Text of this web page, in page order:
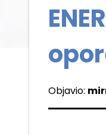
Objavio: